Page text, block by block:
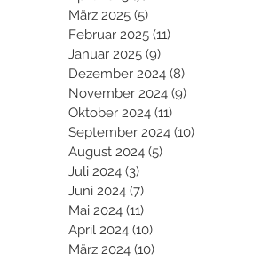
März 2025 (5)
Februar 2025 (11)
Januar 2025 (9)
Dezember 2024 (8)
November 2024 (9)
Oktober 2024 (11)
September 2024 (10)
August 2024 (5)
Juli 2024 (3)
Juni 2024 (7)
Mai 2024 (11)
April 2024 (10)
März 2024 (10)